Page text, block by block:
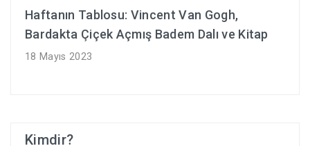
Haftanın Tablosu: Vincent Van Gogh,
Bardakta Çiçek Açmış Badem Dalı ve Kitap
18 Mayıs 2023
Kimdir?